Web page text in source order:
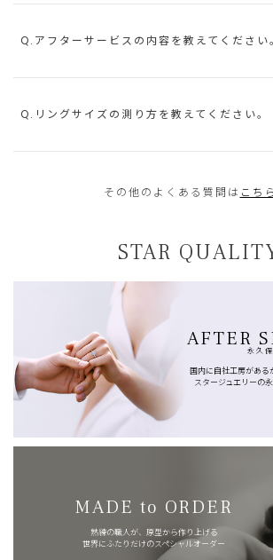
Q.アフターサービスの内容を教えてください
Q.リングサイズの測り方を教えてください。
その他のよくある質問は こち
STAR
AFTER
永久
国内に自社工房がある
スタージュエリーの
MADE to ORDER
熟練の職人が、原型から作り上げる
世界にふたりだけのスペシャルオーダー